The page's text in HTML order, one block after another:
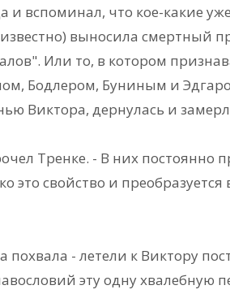
и вспоминал, что кое-какие
выносила смертный
Или то, в котором
Бодлером, Буниным и
Виктора, дернулась и
Тренке. - В них постоянно
свойство и преобразуется
- летели к Виктору
эту одну хвалебную